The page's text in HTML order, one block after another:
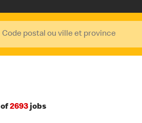
of2693jobs